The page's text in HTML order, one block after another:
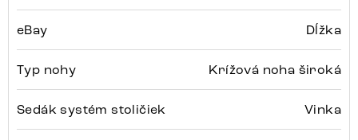
eBay Dĺžka
Typ nohy Krížová noha široká
Sedák systém stoličiek Vinka